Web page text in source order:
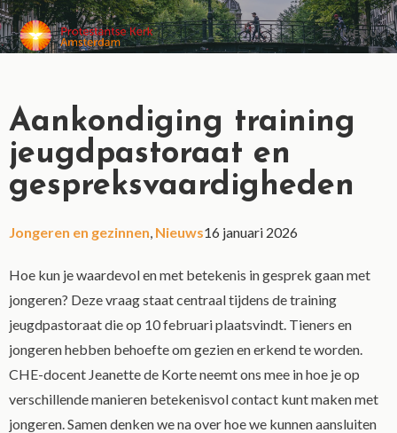
MENU
Aankondiging training
jeugdpastoraat en
gespreksvaardigheden
Jongeren en gezinnen, Nieuws16 januari 2026
Hoe kun je waardevol en met betekenis in gesprek gaan met
jongeren? Deze vraag staat centraal tijdens de training
jeugdpastoraat die op 10 februari plaatsvindt. Tieners en
jongeren hebben behoefte om gezien en erkend te worden.
CHE-docent Jeanette de Korte neemt ons mee in hoe je op
verschillende manieren betekenisvol contact kunt maken met
jongeren. Samen denken we na over hoe we kunnen aansluiten